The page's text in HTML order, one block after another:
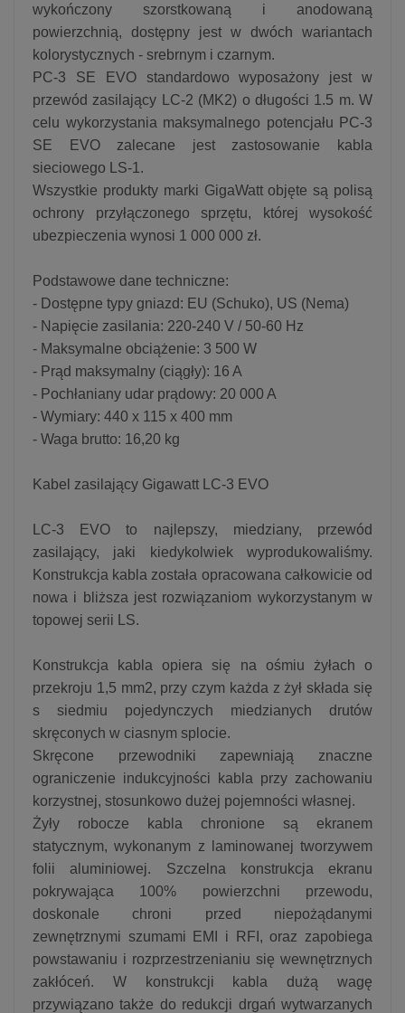
wykończony szorstkowaną i anodowaną
powierzchnią, dostępny jest w dwóch wariantach
kolorystycznych - srebrnym i czarnym.
PC-3 SE EVO standardowo wyposażony jest w
przewód zasilający LC-2 (MK2) o długości 1.5 m. W
celu wykorzystania maksymalnego potencjału PC-3
SE EVO zalecane jest zastosowanie kabla
sieciowego LS-1.
Wszystkie produkty marki GigaWatt objęte są polisą
ochrony przyłączonego sprzętu, której wysokość
ubezpieczenia wynosi 1 000 000 zł.
Podstawowe dane techniczne:
- Dostępne typy gniazd: EU (Schuko), US (Nema)
- Napięcie zasilania: 220-240 V / 50-60 Hz
- Maksymalne obciążenie: 3 500 W
- Prąd maksymalny (ciągły): 16 A
- Pochłaniany udar prądowy: 20 000 A
- Wymiary: 440 x 115 x 400 mm
- Waga brutto: 16,20 kg
Kabel zasilający Gigawatt LC-3 EVO
LC-3 EVO to najlepszy, miedziany, przewód
zasilający, jaki kiedykolwiek wyprodukowaliśmy.
Konstrukcja kabla została opracowana całkowicie od
nowa i bliższa jest rozwiązaniom wykorzystanym w
topowej serii LS.
Konstrukcja kabla opiera się na ośmiu żyłach o
przekroju 1,5 mm2, przy czym każda z żył składa się
s siedmiu pojedynczych miedzianych drutów
skręconych w ciasnym splocie.
Skręcone przewodniki zapewniają znaczne
ograniczenie indukcyjności kabla przy zachowaniu
korzystnej, stosunkowo dużej pojemności własnej.
Żyły robocze kabla chronione są ekranem
statycznym, wykonanym z laminowanej tworzywem
folii aluminiowej. Szczelna konstrukcja ekranu
pokrywająca 100% powierzchni przewodu,
doskonale chroni przed niepożądanymi
zewnętrznymi szumami EMI i RFI, oraz zapobiega
powstawaniu i rozprzestrzenianiu się wewnętrznych
zakłóceń. W konstrukcji kabla dużą wagę
przywiązano także do redukcji drgań wytwarzanych